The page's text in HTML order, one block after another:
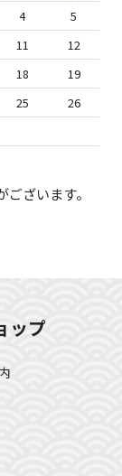
4
5
11
12
18
19
25
26
ざいます。
ップ